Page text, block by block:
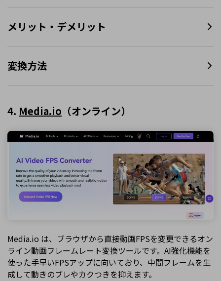
メリット・デメリット
変換方法
4. Media.io （オンライン）
Media.io は、ブラウザから直接動画FPSを変更できるオン
ライン動画フレームレート変換ツールです。AI強化機能を
使った手早いFPSアップに向いており、中間フレームを生
成して動きのブレやカクつきを抑えます。